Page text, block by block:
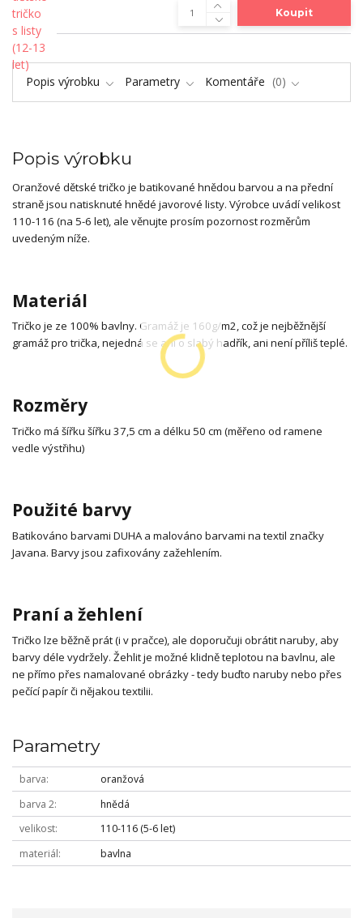
Koupit
Popis výrobku Parametry Komentáře 0
Popis výrobku
Oranžové dětské tričko je batikované hnědou barvou a na přední
straně jsou natisknuté hnědé javorové listy. Výrobce uvádí velikost
110-116 (na 5-6 let), ale věnujte prosím pozornost rozměrům
uvedeným níže.
Materiál
Tričko je ze 100% bavlny. Gramáž je 160g/m2, což je nejběžnější
gramáž pro trička, nejedná se ani o slabý hadřík, ani není příliš teplé.
Rozměry
Tričko má šířku šířku 37,5 cm a délku 50 cm (měřeno od ramene
vedle výstřihu)
Použité barvy
Batikováno barvami DUHA a malováno barvami na textil značky
Javana. Barvy jsou zafixovány zažehlením.
Praní a žehlení
Tričko lze běžně prát (i v pračce), ale doporučuji obrátit naruby, aby
barvy déle vydržely. Žehlit je možné klidně teplotou na bavlnu, ale
ne přímo přes namalované obrázky - tedy buďto naruby nebo přes
pečící papír či nějakou textilii.
Parametry
barva
oranžová
barva 2
hnědá
velikost
110-116 (5-6 let)
materiál
bavlna